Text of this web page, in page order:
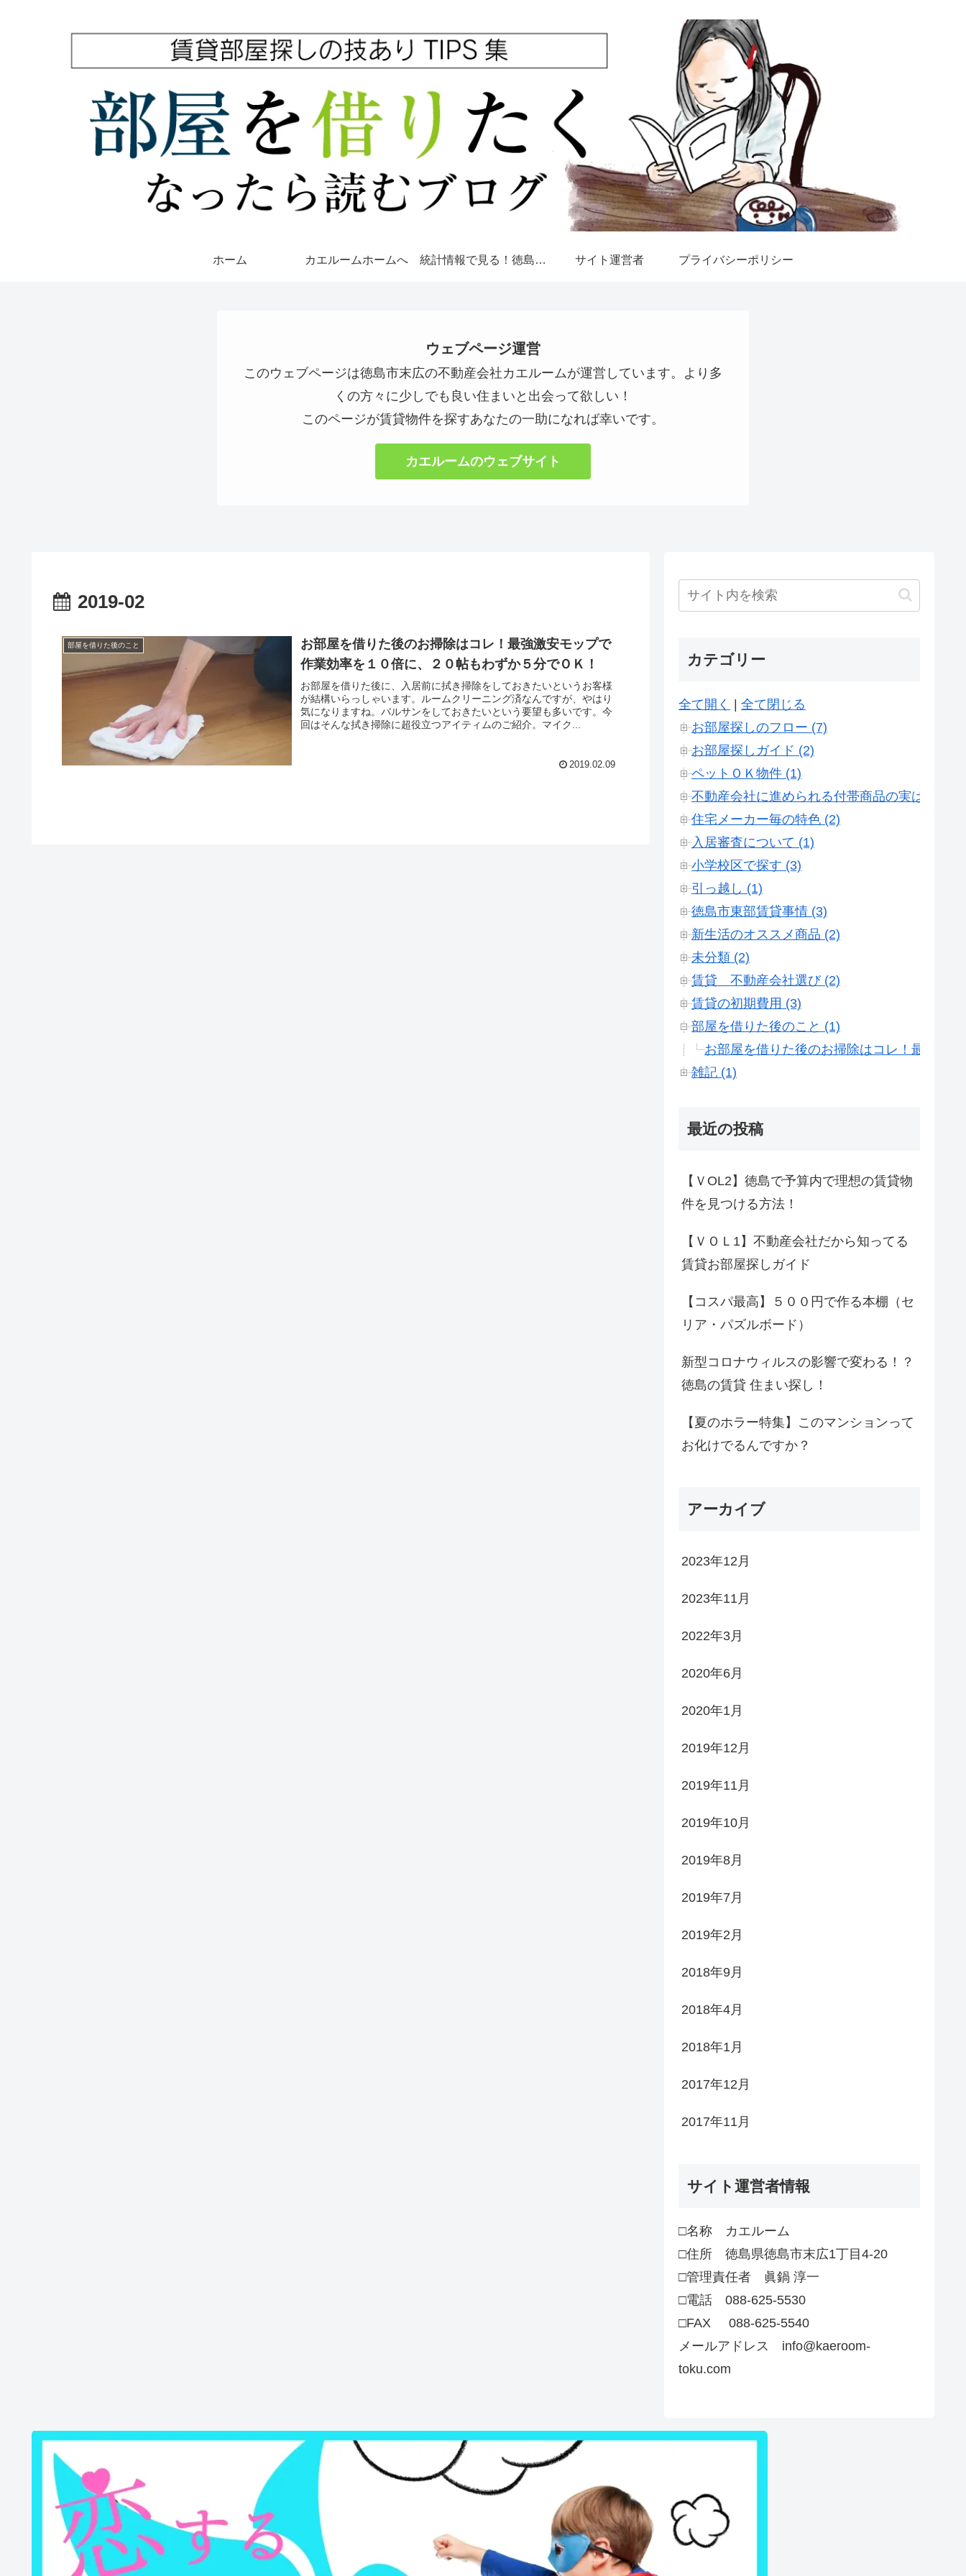
ホーム カエルームホームへ 統計情報で見る！徳島市。 サイト運営者 プライバシーポリシー
ウェブページ運営
このウェブページは徳島市末広の不動産会社カエルームが運営しています。より多
くの方々に少しでも良い住まいと出会って欲しい！
このページが賃貸物件を探すあなたの一助になれば幸いです。
カエルームのウェブサイト
2019-02
部屋を借りた後のこと
お部屋を借りた後のお掃除はコレ！最強激安モップで
作業効率を１０倍に、２０帖もわずか５分でＯＫ！
お部屋を借りた後に、入居前に拭き掃除をしておきたいというお客様
が結構いらっしゃいます。ルームクリーニング済なんですが、やはり
気になりますね。バルサンをしておきたいという要望も多いです。今
回はそんな拭き掃除に超役立つアイティムのご紹介。マイク...
2019.02.09
カテゴリー
全て開く | 全て閉じる
お部屋探しのフロー (7)
お部屋探しガイド (2)
ペットＯＫ物件 (1)
不動産会社に進められる付帯商品の実は（実
住宅メーカー毎の特色 (2)
入居審査について (1)
小学校区で探す (3)
引っ越し (1)
徳島市東部賃貸事情 (3)
新生活のオススメ商品 (2)
未分類 (2)
賃貸 不動産会社選び (2)
賃貸の初期費用 (3)
部屋を借りた後のこと (1)
お部屋を借りた後のお掃除はコレ！最強激
雑記 (1)
最近の投稿
【ＶOL2】徳島で予算内で理想の賃貸物
件を見つける方法！
【ＶＯＬ1】不動産会社だから知ってる
賃貸お部屋探しガイド
【コスパ最高】５００円で作る本棚（セ
リア・パズルボード）
新型コロナウィルスの影響で変わる！？
徳島の賃貸 住まい探し！
【夏のホラー特集】このマンションって
お化けでるんですか？
アーカイブ
2023年12月
2023年11月
2022年3月
2020年6月
2020年1月
2019年12月
2019年11月
2019年10月
2019年8月
2019年7月
2019年2月
2018年9月
2018年4月
2018年1月
2017年12月
2017年11月
サイト運営者情報
□名称 カエルーム
□住所 徳島県徳島市末広1丁目4-20
□管理責任者 眞鍋 淳一
□電話 088-625-5530
□FAX 088-625-5540
メールアドレス info@kaeroom-
toku.com